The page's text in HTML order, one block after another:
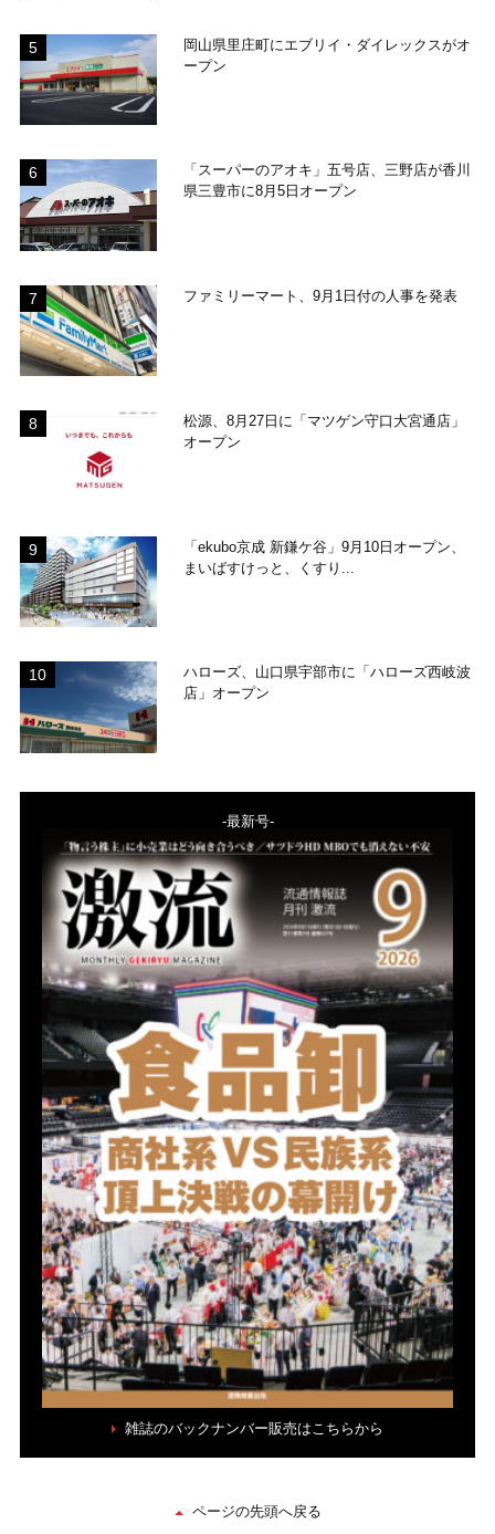
岡山県里庄町にエブリイ・ダイレックスがオ
ープン
「スーパーのアオキ」五号店、三野店が香川
県三豊市に8月5日オープン
ファミリーマート、9月1日付の人事を発表
松源、8月27日に「マツゲン守口大宮通店」
オープン
「ekubo京成 新鎌ケ谷」9月10日オープン、
まいばすけっと、くすり...
ハローズ、山口県宇部市に「ハローズ西岐波
店」オープン
-最新号-
雑誌のバックナンバー販売はこちらから
ページの先頭へ戻る